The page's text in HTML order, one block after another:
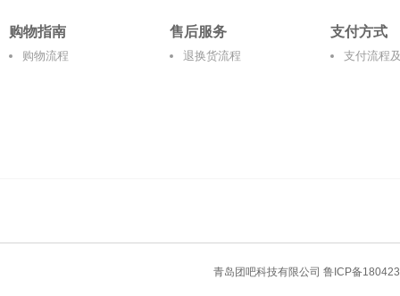
购物指南
购物流程
售后服务
退换货流程
支付方式
支付流程
青岛团吧科技有限公司 鲁ICP备